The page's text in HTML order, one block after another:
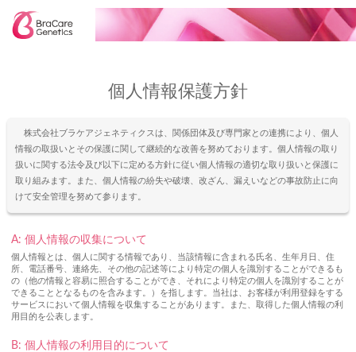
個人情報保護方針
株式会社ブラケアジェネティクスは、関係団体及び専門家との連携により、個人
情報の取扱いとその保護に関して継続的な改善を努めております。個人情報の取り
扱いに関する法令及び以下に定める方針に従い個人情報の適切な取り扱いと保護に
取り組みます。また、個人情報の紛失や破壊、改ざん、漏えいなどの事故防止に向
けて安全管理を努めて参ります。
A: 個人情報の収集について
個人情報とは、個人に関する情報であり、当該情報に含まれる氏名、生年月日、住
所、電話番号、連絡先、その他の記述等により特定の個人を識別することができるも
の（他の情報と容易に照合することができ、それにより特定の個人を識別することが
できることとなるものを含みます。）を指します。当社は、お客様が利用登録をする
サービスにおいて個人情報を収集することがあります。また、取得した個人情報の利
用目的を公表します。
B: 個人情報の利用目的について